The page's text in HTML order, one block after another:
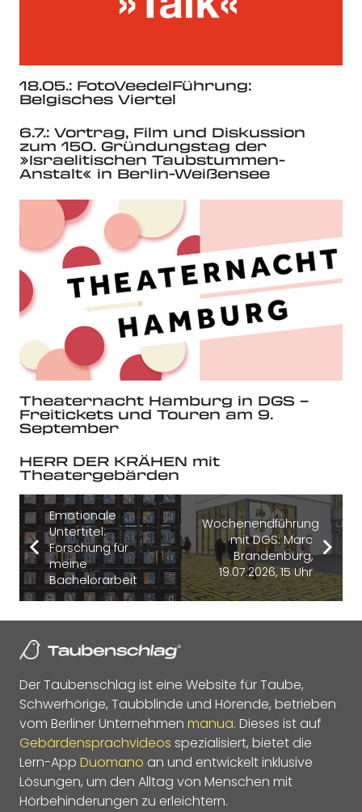
18.05.: FotoVeedelFührung:
Belgisches Viertel
6.7.: Vortrag, Film und Diskussion
zum 150. Gründungstag der
»Israelitischen Taubstummen-
Anstalt« in Berlin-Weißensee
Theaternacht Hamburg in DGS –
Freitickets und Touren am 9.
September
HERR DER KRÄHEN mit
Theatergebärden
Emotionale
Untertitel:
Forschung für
meine
Bachelorarbeit
Wochenendführung
mit DGS: Marc
Brandenburg,
19.07.2026, 15 Uhr
Der Taubenschlag ist eine Website für Taube,
Schwerhörige, Taubblinde und Hörende, betrieben
vom Berliner Unternehmen manua. Dieses ist auf
Gebärdensprachvideos spezialisiert, bietet die
Lern-App Duomano an und entwickelt inklusive
Lösungen, um den Alltag von Menschen mit
Hörbehinderungen zu erleichtern.